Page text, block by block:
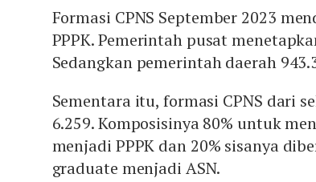
Formasi CPNS September 2023
PPPK. Pemerintah pusat
Sedangkan pemerintah daerah
Sementara itu, formasi CPNS dari
6.259. Komposisinya 80% untuk
menjadi PPPK dan 20% sisanya
graduate menjadi ASN.